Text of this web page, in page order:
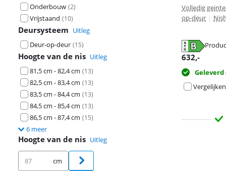
Onderbouw (2)
Vrijstaand (10)
Deursysteem Uitleg
Deur-op-deur (15)
Hoogte van de nis Uitleg
81,5 cm - 82,4 cm (13)
82,5 cm - 83,4 cm (13)
83,5 cm - 84,4 cm (13)
84,5 cm - 85,4 cm (13)
86,5 cm - 87,4 cm (15)
6 meer
Hoogte van de nis Uitleg
cm
Volledig
op-deur |
opent in nieuw
632,-
Geleverd
Vergelijken
opent in nieuw